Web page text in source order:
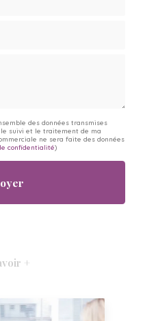
des données transmises
suivi et le traitement de ma
ne sera faite des données
confidentialité)
+